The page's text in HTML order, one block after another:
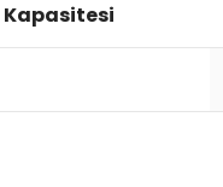
Kapasitesi